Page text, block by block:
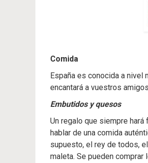
Comida
España es conocida a nivel
encantará a vuestros
Embutidos y quesos
Un regalo que siempre
hablar de una comida
supuesto, el rey de todos,
maleta. Se pueden